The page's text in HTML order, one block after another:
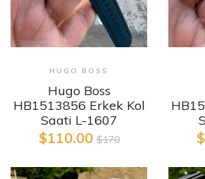
HUGO BOSS
Hugo Boss
HB1513856 Erkek Kol
Saati L-1607
$110.00$170